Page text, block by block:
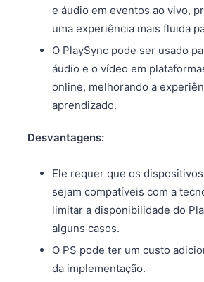
e áudio em eventos ao vivo,
uma experiência mais fluida
O PlaySync pode ser usado
áudio e o vídeo em
online, melhorando a
aprendizado.
Desvantagens:
Ele requer que os
sejam compatíveis com a
limitar a disponibilidade do
alguns casos.
O PS pode ter um custo
da implementação.